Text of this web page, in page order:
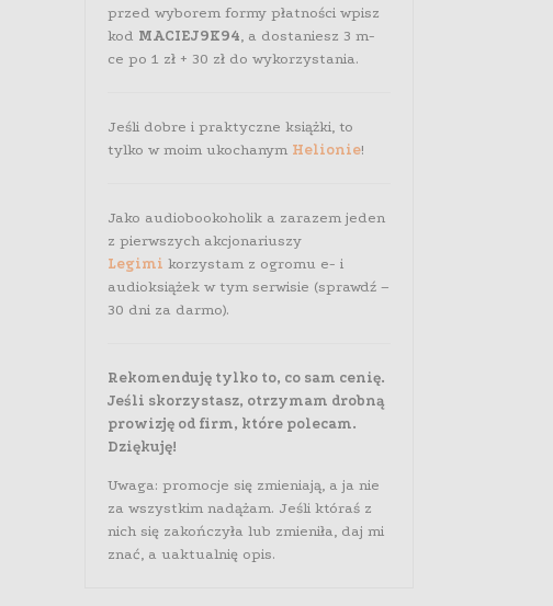
przed wyborem formy płatności wpisz
kod MACIEJ9K94, a dostaniesz 3 m-
ce po 1 zł + 30 zł do wykorzystania.
Jeśli dobre i praktyczne książki, to
tylko w moim ukochanym Helionie!
Jako audiobookoholik a zarazem jeden
z pierwszych akcjonariuszy
Legimi korzystam z ogromu e- i
audioksiążek w tym serwisie (sprawdź –
30 dni za darmo).
Rekomenduję tylko to, co sam cenię.
Jeśli skorzystasz, otrzymam drobną
prowizję od firm, które polecam.
Dziękuję!
Uwaga: promocje się zmieniają, a ja nie
za wszystkim nadążam. Jeśli któraś z
nich się zakończyła lub zmieniła, daj mi
znać, a uaktualnię opis.